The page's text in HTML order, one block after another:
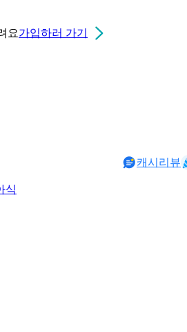
요가입하러 가기
캐시리뷰
식